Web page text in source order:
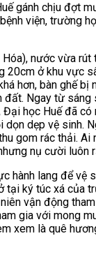
gánh chịu đợt
viện, trường
Hóa), nước vừa rút
20cm ở khu vực
hơn, bàn ghế bị
đất. Ngay từ sáng
học Huế đã có
dọn dẹp vệ sinh.
gom rác thải. Ai
nụ cười luôn
hành lang để vệ
tại ký túc xá của
vận động
gia với mong
xem là quê